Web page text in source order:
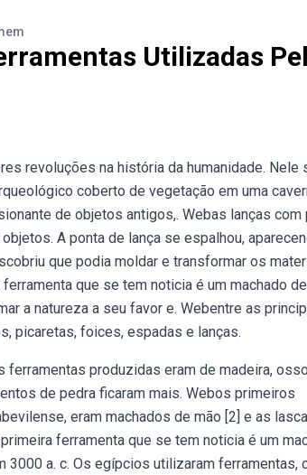
Utilizadas
revoluções na história da humanidade. Nele
coberto de vegetação em uma
de objetos antigos,. Webas lanças com
A ponta de lança se espalhou,
que podia moldar e transformar os
que se tem noticia é um machado
a natureza a seu favor e. Webentre as
picaretas, foices, espadas e lanças.
ferramentas produzidas eram de madeira,
de pedra ficaram mais. Webos primeiros
eram machados de mão [2] e as
ferramenta que se tem noticia é um
3000 a. c. Os egípcios utilizaram ferramentas,